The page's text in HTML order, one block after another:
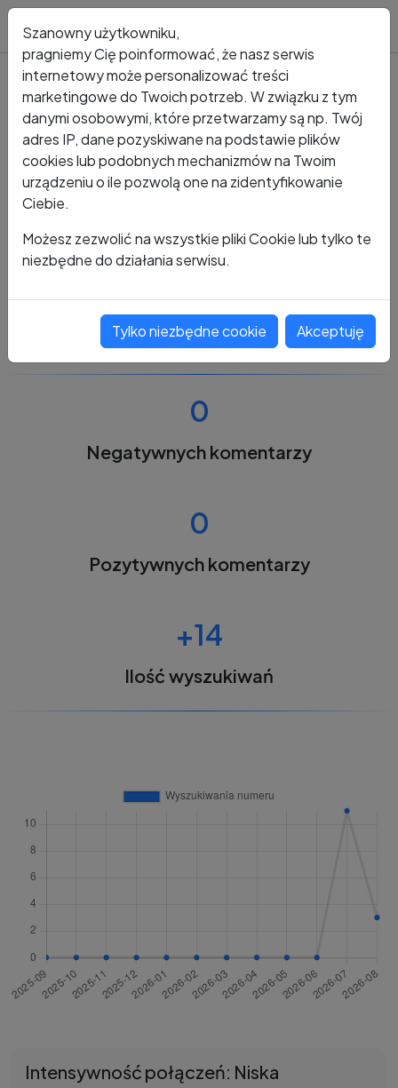
Kto dzwonił? Numer +48 696 291 314
+48 696 291 314
0
Negatywnych komentarzy
0
Pozytywnych komentarzy
+14
Ilość wyszukiwań
Intensywność połączeń: Niska
Szanowny użytkowniku,
pragniemy Cię poinformować, że nasz serwis
internetowy może personalizować treści
marketingowe do Twoich potrzeb. W związku z tym
danymi osobowymi, które przetwarzamy są np. Twój
adres IP, dane pozyskiwane na podstawie plików
cookies lub podobnych mechanizmów na Twoim
urządzeniu o ile pozwolą one na zidentyfikowanie
Ciebie.
Możesz zezwolić na wszystkie pliki Cookie lub tylko te
niezbędne do działania serwisu.
Tylko niezbędne cookie Akceptuję